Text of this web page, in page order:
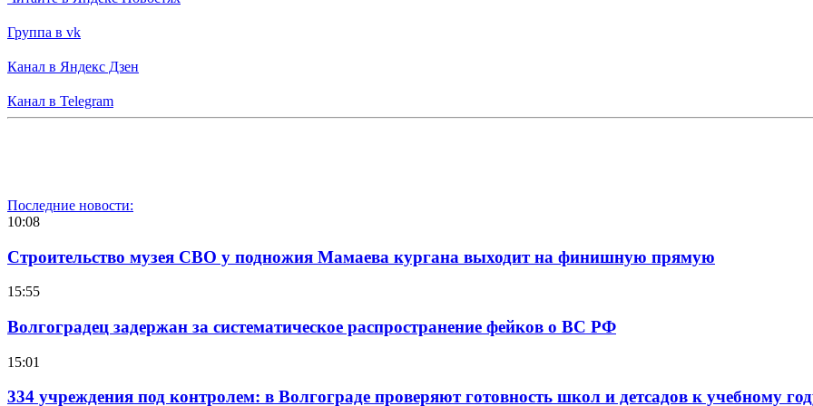
Группа в vk
Канал в Яндекс Дзен
Канал в Telegram
Последние новости:
10:08
Строительство музея СВО у подножия Мамаева кургана выходит на финишную прямую
15:55
Волгоградец задержан за систематическое распространение фейков о ВС РФ
15:01
334 учреждения под контролем: в Волгограде проверяют готовность школ и детсадов к учебному